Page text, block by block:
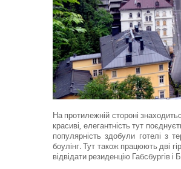
На протилежній стороні
красиві, елегантність тут
популярність здобули готелі з
боулінг. Тут також працюють дві
відвідати резиденцію Габсбургів